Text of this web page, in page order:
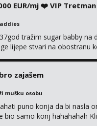
EUR/mj ❤️ VIP Tretman
tražim sugar babby na
lijepe stvari na obostranu
zajašem
mušku osobu
puno konja da bi nasla
samo konj hahahahah